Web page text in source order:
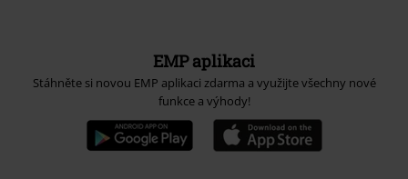
EMP aplikaci
Stáhněte si novou EMP aplikaci zdarma a využijte všechny nové
funkce a výhody!